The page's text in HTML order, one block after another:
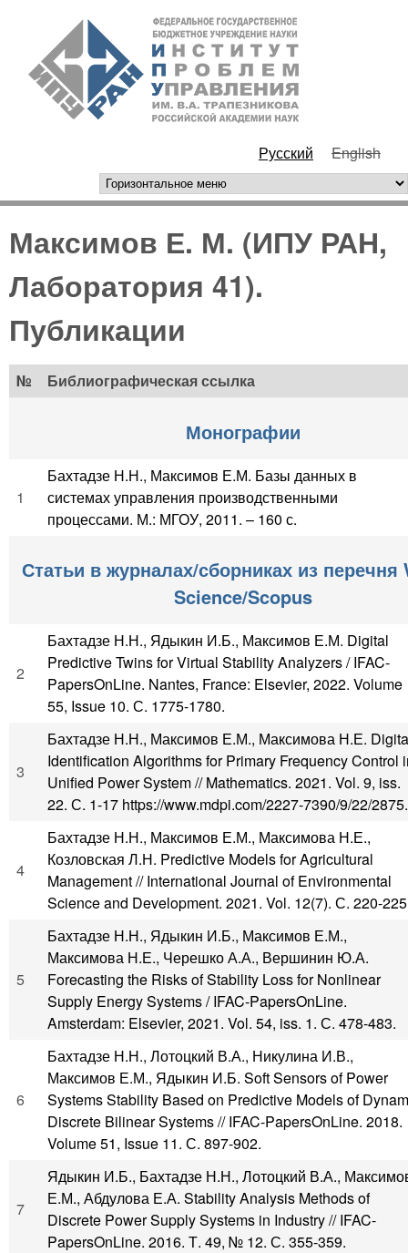
Перейти к основному
содержанию
РАН
Русский English
горизонтальное меню
Максимов Е. М. (ИПУ РАН,
Лаборатория 41).
Публикации
№ Библиографическая ссылка
Монографии
1
Бахтадзе Н.Н., Максимов Е.М. Базы данных в
системах управления производственными
процессами. М.: МГОУ, 2011. – 160 с.
Статьи в журналах/сборниках из перечня
Science/Scopus
2
Бахтадзе Н.Н., Ядыкин И.Б., Максимов Е.М. Digital
Predictive Twins for Virtual Stability Analyzers / IFAC-
PapersOnLine. Nantes, France: Elsevier, 2022. Volume
55, Issue 10. С. 1775-1780.
3
Бахтадзе Н.Н., Максимов Е.М., Максимова Н.Е.
Identification Algorithms for Primary Frequency Control
Unified Power System // Mathematics. 2021. Vol. 9, iss.
22. С. 1-17 https://www.mdpi.com/2227-7390/9/22/2875.
4
Бахтадзе Н.Н., Максимов Е.М., Максимова Н.Е.,
Козловская Л.Н. Predictive Models for Agricultural
Management // International Journal of Environmental
Science and Development. 2021. Vol. 12(7). С. 220-
5
Бахтадзе Н.Н., Ядыкин И.Б., Максимов Е.М.,
Максимова Н.Е., Черешко А.А., Вершинин Ю.А.
Forecasting the Risks of Stability Loss for Nonlinear
Supply Energy Systems / IFAC-PapersOnLine.
Amsterdam: Elsevier, 2021. Vol. 54, iss. 1. С. 478-483.
6
Бахтадзе Н.Н., Лотоцкий В.А., Никулина И.В.,
Максимов Е.М., Ядыкин И.Б. Soft Sensors of Power
Systems Stability Based on Predictive Models of
Discrete Bilinear Systems // IFAC-PapersOnLine. 2018.
Volume 51, Issue 11. С. 897-902.
7
Ядыкин И.Б., Бахтадзе Н.Н., Лотоцкий В.А.,
Е.М., Абдулова Е.А. Stability Analysis Methods of
Discrete Power Supply Systems in Industry // IFAC-
PapersOnLine. 2016. Т. 49, № 12. С. 355-359.